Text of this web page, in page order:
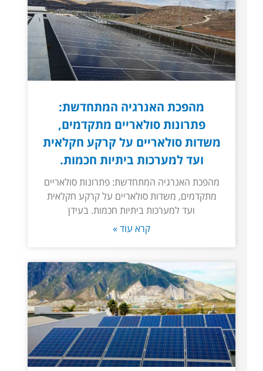
מהפכת האנרגיה המתחדשת:
פתרונות סולאריים מתקדמים,
משדות סולאריים על קרקע חקלאית
ועד למערכות ביתיות חכמות.
מהפכת האנרגיה המתחדשת: פתרונות סולאריים
מתקדמים, משדות סולאריים על קרקע חקלאית
ועד למערכות ביתיות חכמות. בעידן
קרא עוד »